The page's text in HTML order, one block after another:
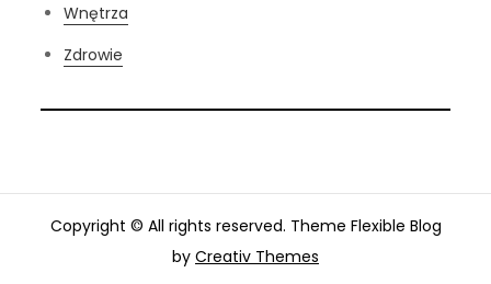
Wnętrza
Zdrowie
Copyright © All rights reserved. Theme Flexible Blog
by Creativ Themes